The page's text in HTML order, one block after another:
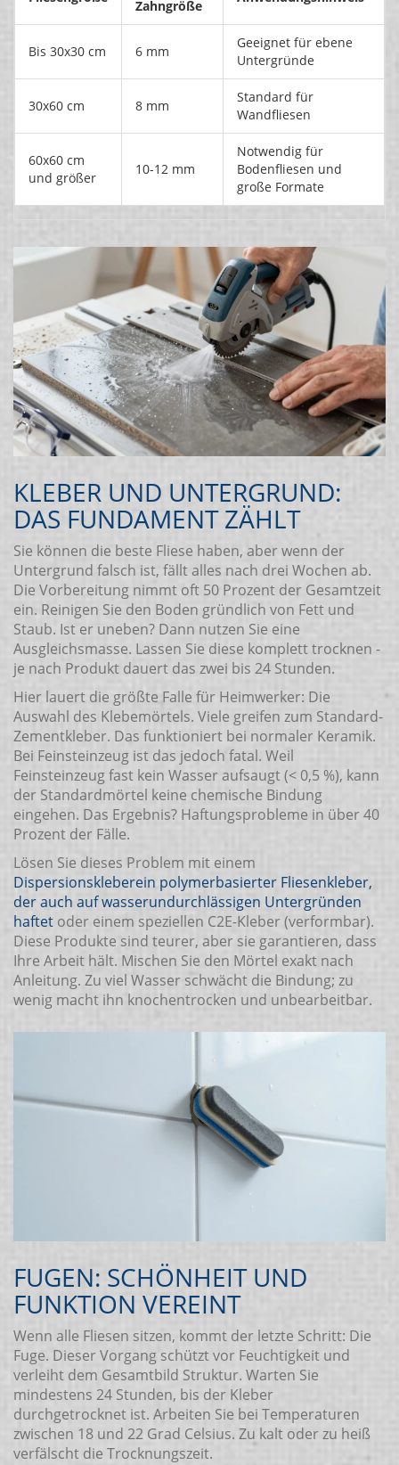
Zahngröße
Bis 30x30 cm 6 mm
Geeignet für ebene
Untergründe
30x60 cm 8 mm
Standard für
Wandfliesen
60x60 cm
und größer
10-12 mm
Notwendig für
Bodenfliesen und
große Formate
KLEBER UND UNTERGRUND:
DAS FUNDAMENT ZÄHLT
Sie können die beste Fliese haben, aber wenn der
Untergrund falsch ist, fällt alles nach drei Wochen ab.
Die Vorbereitung nimmt oft 50 Prozent der Gesamtzeit
ein. Reinigen Sie den Boden gründlich von Fett und
Staub. Ist er uneben? Dann nutzen Sie eine
Ausgleichsmasse. Lassen Sie diese komplett trocknen -
je nach Produkt dauert das zwei bis 24 Stunden.
Hier lauert die größte Falle für Heimwerker: Die
Auswahl des Klebemörtels. Viele greifen zum Standard-
Zementkleber. Das funktioniert bei normaler Keramik.
Bei Feinsteinzeug ist das jedoch fatal. Weil
Feinsteinzeug fast kein Wasser aufsaugt (< 0,5 %), kann
der Standardmörtel keine chemische Bindung
eingehen. Das Ergebnis? Haftungsprobleme in über 40
Prozent der Fälle.
Lösen Sie dieses Problem mit einem
Dispersionskleberein polymerbasierter Fliesenkleber,
der auch auf wasserundurchlässigen Untergründen
haftet oder einem speziellen C2E-Kleber (verformbar).
Diese Produkte sind teurer, aber sie garantieren, dass
Ihre Arbeit hält. Mischen Sie den Mörtel exakt nach
Anleitung. Zu viel Wasser schwächt die Bindung; zu
wenig macht ihn knochentrocken und unbearbeitbar.
FUGEN: SCHÖNHEIT UND
FUNKTION VEREINT
Wenn alle Fliesen sitzen, kommt der letzte Schritt: Die
Fuge. Dieser Vorgang schützt vor Feuchtigkeit und
verleiht dem Gesamtbild Struktur. Warten Sie
mindestens 24 Stunden, bis der Kleber
durchgetrocknet ist. Arbeiten Sie bei Temperaturen
zwischen 18 und 22 Grad Celsius. Zu kalt oder zu heiß
verfälscht die Trocknungszeit.